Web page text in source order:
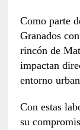
Como parte
Granados
rincón de
impactan
entorno
Con estas
su